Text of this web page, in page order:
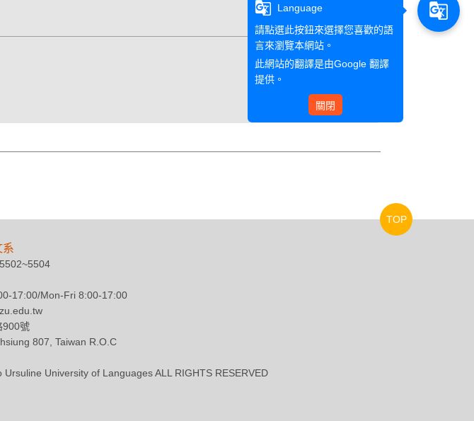
127.81 KB 2026-04-16
系
17:00/Mon-Fri 8:00-17:00
900號
807, Taiwan R.O.C
University of Languages ALL RIGHTS RESERVED
TOP
g_translate
Language
請點選此按鈕來選擇您喜歡的語
言來瀏覽本網站。
此網站的翻譯是由Google 翻譯
提供。
關閉
g_translate